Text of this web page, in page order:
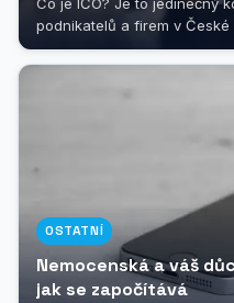
Co je IČO? Je to jedinečný
podnikatelů a firem v
nezbytným krokem pro...
OSTATNÍ
Nemocenská a váš
jak se započítává